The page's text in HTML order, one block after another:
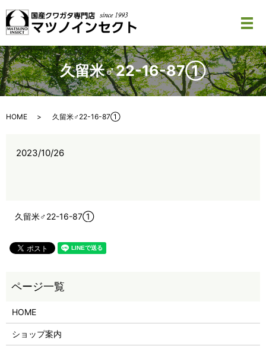
メ
久留米♂22-16-87①
HOME 久留米♂22-16-87①
2023/10/26
久留米♂22-16-87①
HOME
ショップ案内